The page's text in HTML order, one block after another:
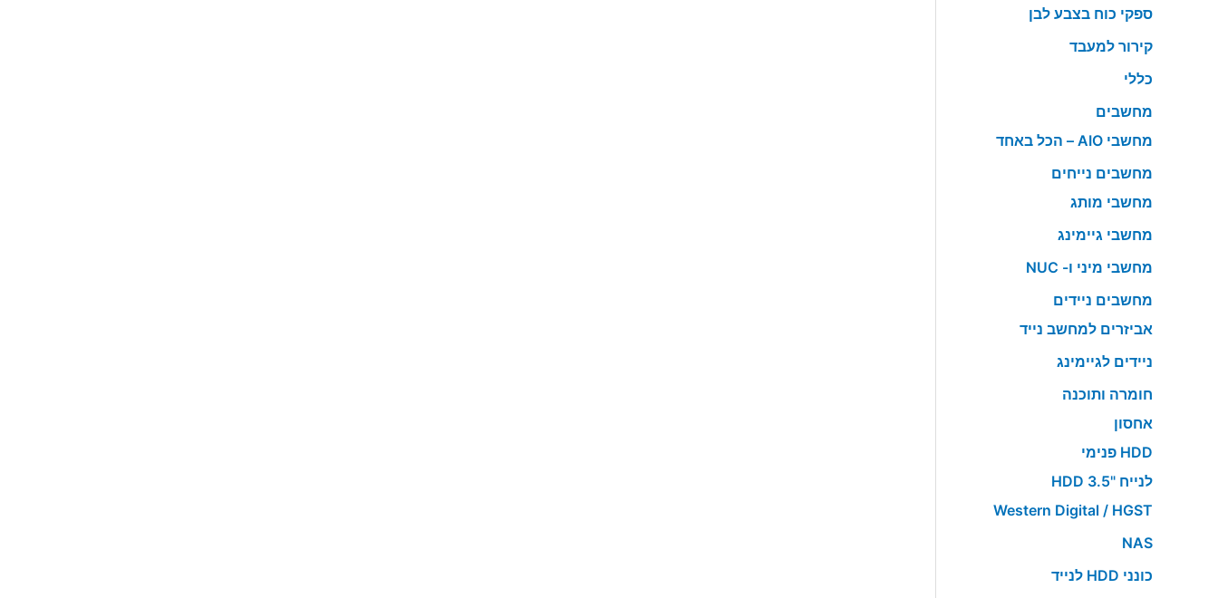
ספקי כוח בצבע לבן
קירור למעבד
כללי
מחשבים
מחשבי AIO – הכל באחד
מחשבים נייחים
מחשבי מותג
מחשבי גיימינג
מחשבי מיני ו- NUC
מחשבים ניידים
אביזרים למחשב נייד
ניידים לגיימינג
חומרה ותוכנה
אחסון
HDD פנימי
לנייח "HDD 3.5
Western Digital / HGST
NAS
כונני HDD לנייד